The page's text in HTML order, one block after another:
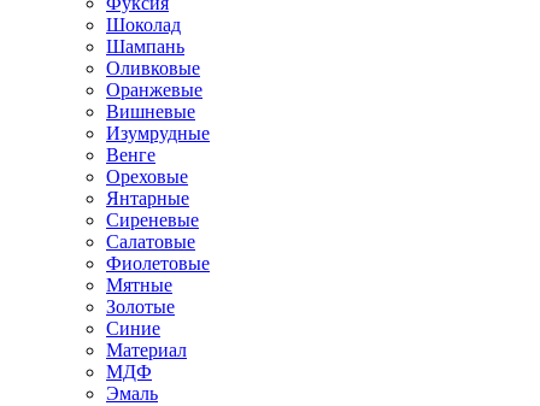
Шоколад
Шампань
Оливковые
Оранжевые
Вишневые
Изумрудные
Венге
Ореховые
Янтарные
Сиреневые
Салатовые
Фиолетовые
Мятные
Золотые
Синие
Материал
МДФ
Эмаль